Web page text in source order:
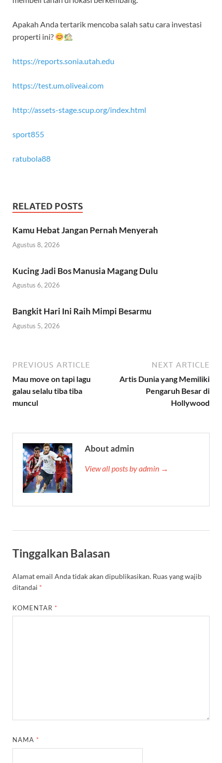
Apakah Anda tertarik mencoba salah satu cara investasi
properti ini?
https://reports.sonia.utah.edu
https://test.um.oliveai.com
http://assets-stage.scup.org/index.html
sport855
ratubola88
RELATED POSTS
Kamu Hebat Jangan Pernah Menyerah
Agustus 8, 2026
Kucing Jadi Bos Manusia Magang Dulu
Agustus 6, 2026
Bangkit Hari Ini Raih Mimpi Besarmu
Agustus 5, 2026
PREVIOUS ARTICLE
Mau move on tapi lagu
galau selalu tiba tiba
muncul
NEXT ARTICLE
Artis Dunia yang Memiliki
Pengaruh Besar di
Hollywood
About admin
View all posts by admin →
Tinggalkan Balasan
Alamat email Anda tidak akan dipublikasikan. Ruas yang wajib
ditandai *
KOMENTAR *
NAMA *